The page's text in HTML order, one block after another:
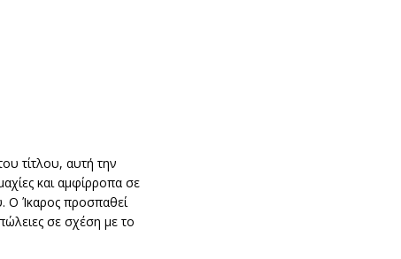
τίτλου, αυτή την
και αμφίρροπα σε
Ο Ίκαρος προσπαθεί
σε σχέση με το